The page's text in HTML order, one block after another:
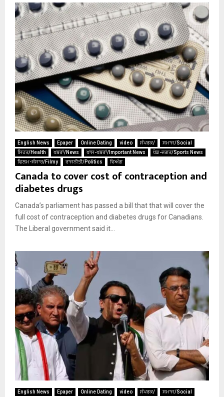
English News Epaper Online Dating video ਸੰਪਰਕ/
ਸਮਾਜ/Social
ਸਿਹਤ/Health
ਖਬਰਾਂ/News ਖਾਸ-ਖਬਰਾਂ/Important News
ਖੇਡ-ਜਗਤ/Sports News
ਫਿਲਮ-ਸੰਸਾਰ/Filmy
ਰਾਜਨੀਤੀ/Politics ਵਿਅੰਗ
Canada to cover cost of contraception and
diabetes drugs
Canada’s parliament has passed a bill that that will cover the
full cost of contraception and diabetes drugs for Canadians.
The Liberal government said it...
English News Epaper Online Dating video ਸੰਪਰਕ/
ਸਮਾਜ/Social